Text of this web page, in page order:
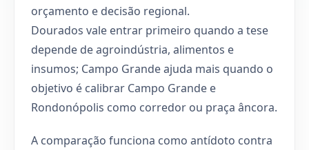
orçamento e decisão regional.
Dourados vale entrar primeiro quando a tese
depende de agroindústria, alimentos e
insumos; Campo Grande ajuda mais quando o
objetivo é calibrar Campo Grande e
Rondonópolis como corredor ou praça âncora.
A comparação funciona como antídoto contra